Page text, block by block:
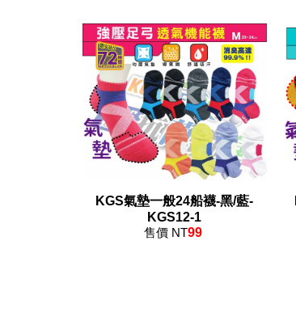
KGS氣墊一般24船襪-黑/藍-
KGS12-1
售價 NT99